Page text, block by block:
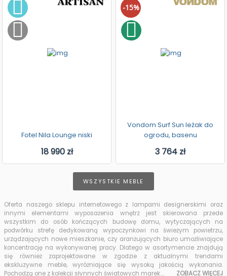
Fotel Nila Lounge niski
18 990 zł
-15%
Vondom Surf Sun leżak do
ogrodu, basenu
3 764 zł
WSZYSTKIE MEBLE
Oferta naszego sklepu internetowego z lampami designerskimi oraz
innymi elementami wyposażenia wnętrz jest skierowana przede
wszystkim do osób kończących budowę domu, wytyczających na
podwórku strefę dedykowaną wypoczynkowi na świeżym powietrzu,
urządzających nowe mieszkanie, czy aranżujących biuro umożliwiające
koncentrację na wykonywanej pracy. Dlatego w asortymencie znajdują
się również zaprojektowane w zgodzie z aktualnymi trendami
ekskluzywne meble, wyróżniające się wysoką jakością wykonania.
Pochodzą one z kolekcji słynnych światowych marek.... ZOBACZ WIĘCEJ